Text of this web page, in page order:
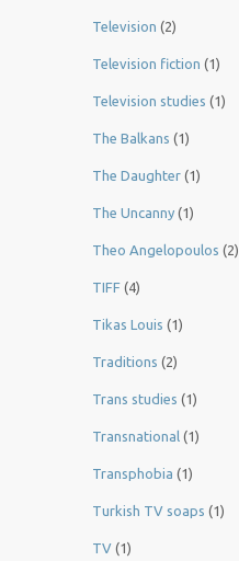
Television (2)
Television fiction (1)
Television studies (1)
The Balkans (1)
The Daughter (1)
The Uncanny (1)
Theo Angelopoulos (2)
TIFF (4)
Tikas Louis (1)
Traditions (2)
Trans studies (1)
Transnational (1)
Transphobia (1)
Turkish TV soaps (1)
TV (1)